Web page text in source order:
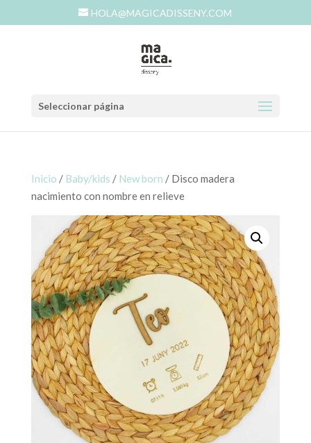
HOLA@MAGICADISSENY.COM
Seleccionar página
Inicio / Baby/kids / New born / Disco madera
nacimiento con nombre en relieve